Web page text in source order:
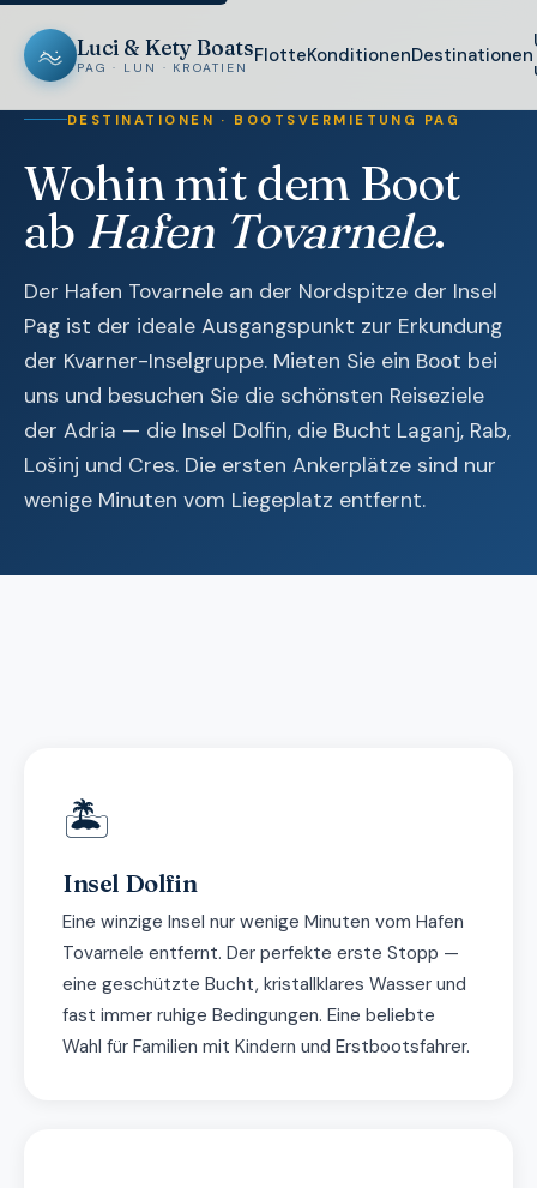
Luci & Kety Boats
PAG · LUN · KROATIEN
FlotteKonditionenDestinationen
DESTINATIONEN · BOOTSVERMIETUNG PAG
Wohin mit dem Boot
ab Hafen Tovarnele.
Der Hafen Tovarnele an der Nordspitze der Insel
Pag ist der ideale Ausgangspunkt zur Erkundung
der Kvarner-Inselgruppe. Mieten Sie ein Boot bei
uns und besuchen Sie die schönsten Reiseziele
der Adria — die Insel Dolfin, die Bucht Laganj, Rab,
Lošinj und Cres. Die ersten Ankerplätze sind nur
wenige Minuten vom Liegeplatz entfernt.
🏝
Insel Dolfin
Eine winzige Insel nur wenige Minuten vom Hafen
Tovarnele entfernt. Der perfekte erste Stopp —
eine geschützte Bucht, kristallklares Wasser und
fast immer ruhige Bedingungen. Eine beliebte
Wahl für Familien mit Kindern und Erstbootsfahrer.